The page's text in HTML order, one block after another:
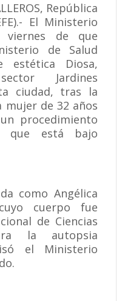
República
El Ministerio
viernes de que
de Salud
estética Diosa,
Jardines
ciudad, tras la
mujer de 32 años
procedimiento
que está bajo
como Angélica
cuerpo fue
de Ciencias
la autopsia
el Ministerio